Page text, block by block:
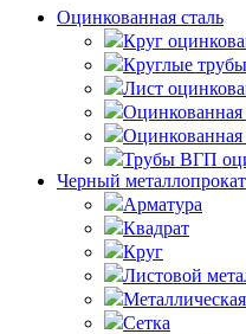
Оцинкованная сталь
Круг
Круглые трубы
Лист
Оцинкованная
Оцинкованная
Трубы ВГП
Черный металлопрокат
Арматура
Квадрат
Круг
Листовой
Сетка